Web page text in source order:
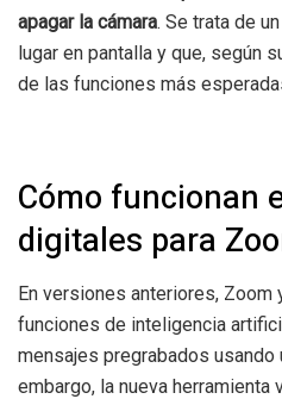
apagar la cámara. Se trata de
lugar en pantalla y que, según
de las funciones más
Cómo funcionan
digitales para
En versiones anteriores, Zoom
funciones de inteligencia
mensajes pregrabados usando
embargo, la nueva herramienta